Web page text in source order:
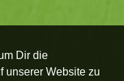
Dir die
unserer Website zu